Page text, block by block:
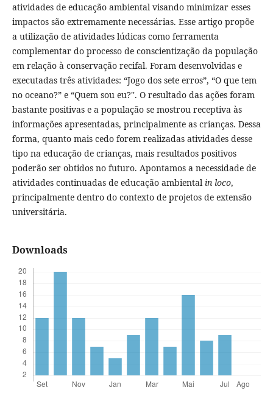
atividades de educação ambiental visando minimizar esses
impactos são extremamente necessárias. Esse artigo propõe
a utilização de atividades lúdicas como ferramenta
complementar do processo de conscientização da população
em relação à conservação recifal. Foram desenvolvidas e
executadas três atividades: “Jogo dos sete erros”, “O que tem
no oceano?” e “Quem sou eu?''. O resultado das ações foram
bastante positivas e a população se mostrou receptiva às
informações apresentadas, principalmente as crianças. Dessa
forma, quanto mais cedo forem realizadas atividades desse
tipo na educação de crianças, mais resultados positivos
poderão ser obtidos no futuro. Apontamos a necessidade de
atividades continuadas de educação ambiental in loco,
principalmente dentro do contexto de projetos de extensão
universitária.
Downloads